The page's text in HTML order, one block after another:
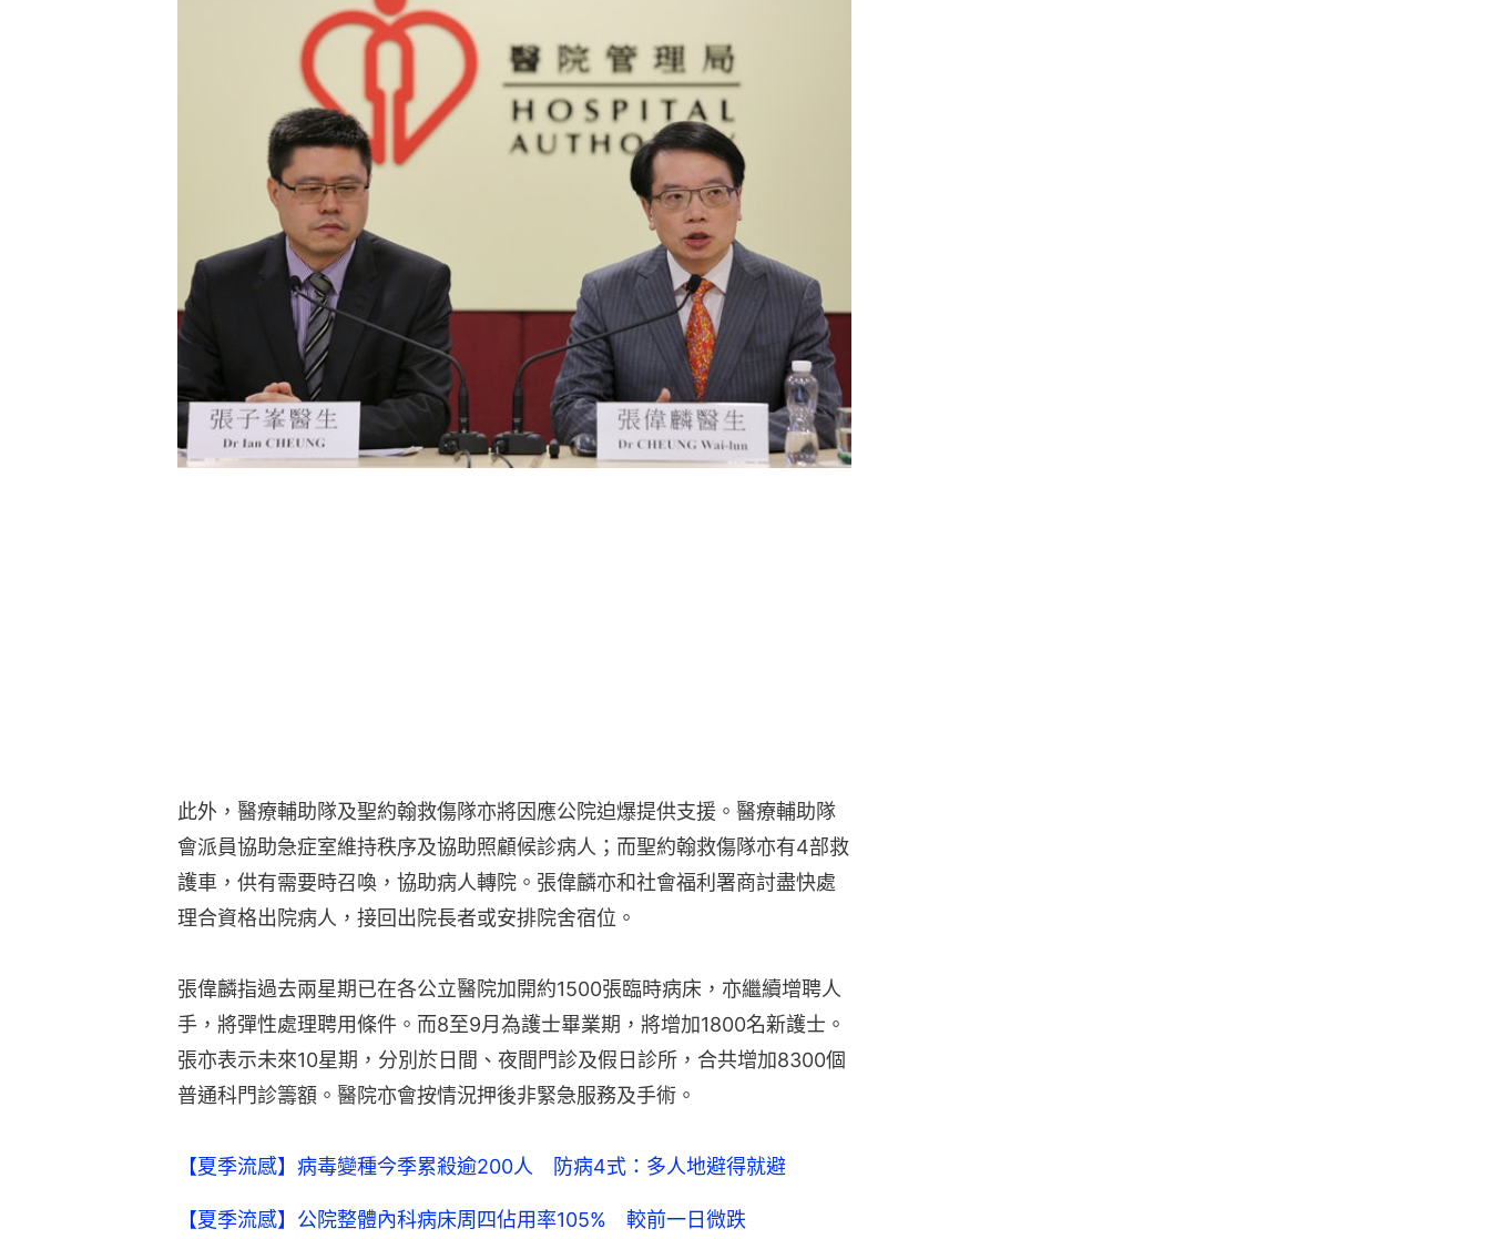
此外，醫療輔助隊及聖約翰救傷隊亦將因應公院迫爆提供支援。醫療輔助隊
會派員協助急症室維持秩序及協助照顧候診病人；而聖約翰救傷隊亦有4部救
護車，供有需要時召喚，協助病人轉院。張偉麟亦和社會福利署商討盡快處
理合資格出院病人，接回出院長者或安排院舍宿位。
張偉麟指過去兩星期已在各公立醫院加開約1500張臨時病床，亦繼續增聘人
手，將彈性處理聘用條件。而8至9月為護士畢業期，將增加1800名新護士。
張亦表示未來10星期，分別於日間、夜間門診及假日診所，合共增加8300個
普通科門診籌額。醫院亦會按情況押後非緊急服務及手術。
【夏季流感】病毒變種今季累殺逾200人 防病4式：多人地避得就避
【夏季流感】公院整體內科病床周四佔用率105% 較前一日微跌